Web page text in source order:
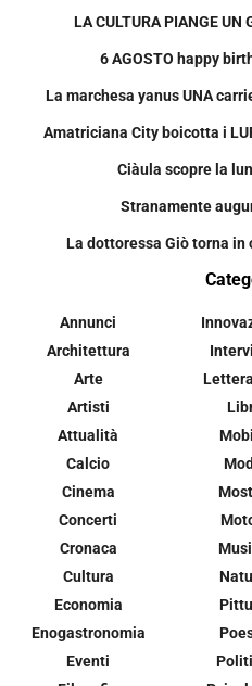
LA CULTURA PIANGE UN
6 AGOSTO happy
La marchesa yanus UNA
Amatriciana City boicotta i
Ciàula scopre la
Stranamente
La dottoressa Giò torna in
Annunci
Architettura
Arte
Artisti
Attualità
Calcio
Cinema
Concerti
Cronaca
Cultura
Economia
Enogastronomia
Eventi